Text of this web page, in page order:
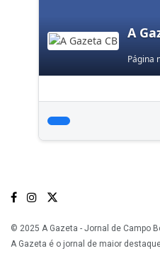
A
Página
© 2025 A Gazeta - Jornal de Campo
A Gazeta é o jornal de maior